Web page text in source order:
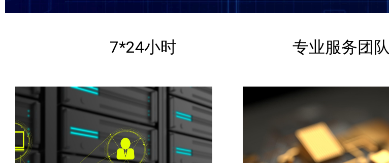
7*24小时 专业服务团队